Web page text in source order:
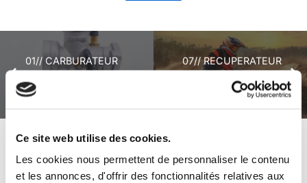
Ce site web utilise des cookies.
Les cookies nous permettent de personnaliser le contenu
et les annonces, d'offrir des fonctionnalités relatives aux
01// CARBURATEUR
NIBBI PE 24 KAYO GP
MR150
07// RECUPERATEUR
FLUIDES KAYO GP
MR150
+ de produits